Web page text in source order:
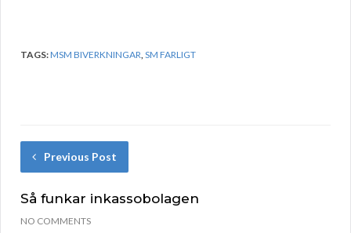
TAGS:MSM BIVERKNINGAR,SM FARLIGT
Previous Post
Så funkar inkassobolagen
NO COMMENTS